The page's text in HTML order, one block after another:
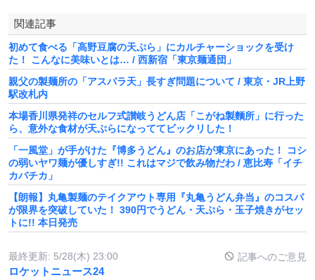
関連記事
初めて食べる「高野豆腐の天ぷら」にカルチャーショックを受け
た！ こんなに美味いとは… / 西新宿「東京麺通団」
親父の製麺所の「アスパラ天」長すぎ問題について / 東京・JR上野
駅改札内
本場香川県発祥のセルフ式讃岐うどん店「こがね製麵所」に行った
ら、意外な食材が天ぷらになっててビックリした！
「一風堂」が手がけた『博多うどん』のお店が東京にあった！ コシ
の弱いヤワ麺が優しすぎ!! これはマジで飲み物だわ / 恵比寿「イチ
カバチカ」
【朗報】丸亀製麺のテイクアウト専用『丸亀うどん弁当』のコスパ
が限界を突破していた！ 390円でうどん・天ぷら・玉子焼きがセッ
トに!! 本日発売
最終更新: 5/28(木) 23:00 記事へのご意見
ロケットニュース24